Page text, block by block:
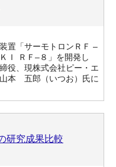
置「サーモトロンＲＦ –
Ｉ ＲＦ–８」を開発し
役、現株式会社ピー・エ
本 五郎（いつお）氏に
研究成果比較